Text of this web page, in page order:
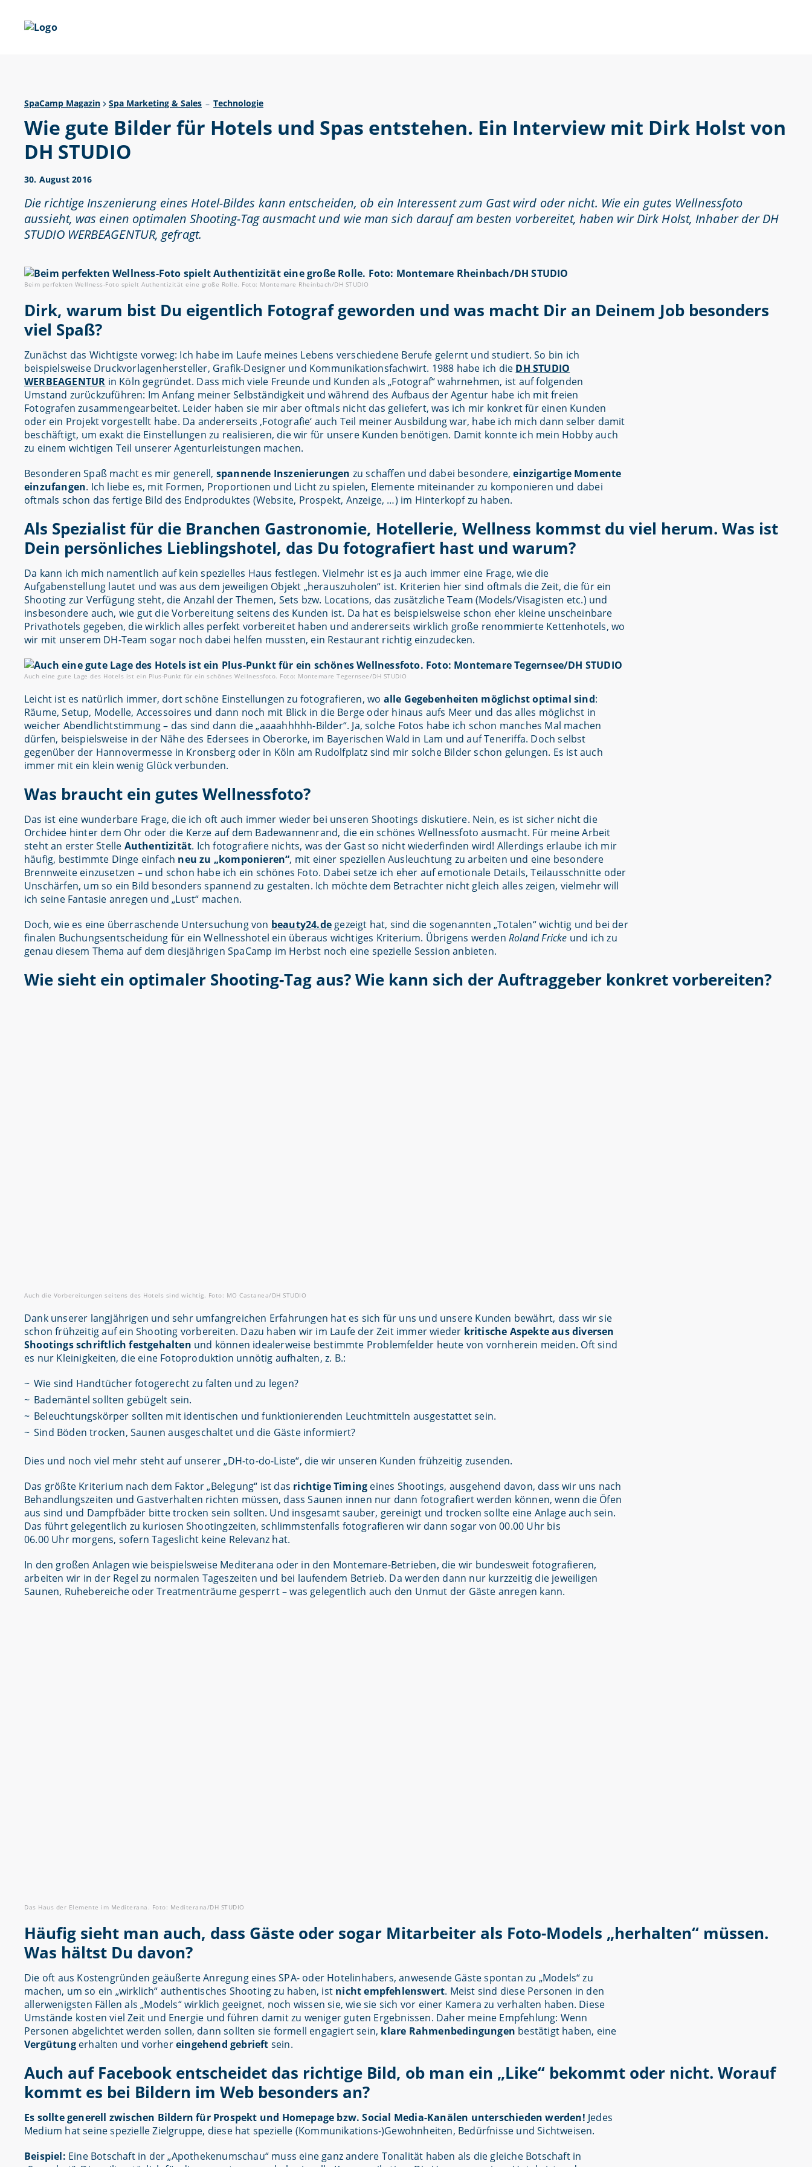
SpaCamp Magazin Spa Marketing & Sales – Technologie
Wie gute Bilder für Hotels und Spas entstehen. Ein Interview mit Dirk Holst von
DH STUDIO
30. August 2016
Die richtige Inszenierung eines Hotel-Bildes kann entscheiden, ob ein Interessent zum Gast wird oder nicht. Wie ein gutes Wellnessfoto
aussieht, was einen optimalen Shooting-Tag ausmacht und wie man sich darauf am besten vorbereitet, haben wirDirk Holst, Inhaber der DH
STUDIO WERBEAGENTUR, gefragt.
Beim perfekten Wellness-Foto spielt Authentizität eine große Rolle. Foto: Montemare Rheinbach/DH STUDIO
Dirk, warum bist Du eigentlich Fotograf geworden und was macht Dir an Deinem Job besonders
viel Spaß?
Zunächst das Wichtigste vorweg: Ich habe im Laufe meines Lebens verschiedene Berufe gelernt und studiert. So bin ich
beispielsweise Druckvorlagenhersteller, Grafik-Designer und Kommunikationsfachwirt. 1988 habe ich die DH STUDIO
WERBEAGENTUR in Köln gegründet. Dass mich viele Freunde und Kunden als „Fotograf“ wahrnehmen, ist auf folgenden
Umstand zurückzuführen: Im Anfang meiner Selbständigkeit und während des Aufbaus der Agentur habe ich mit freien
Fotografen zusammengearbeitet. Leider haben sie mir aber oftmals nicht das geliefert, was ich mir konkret für einen Kunden
oder ein Projekt vorgestellt habe. Da andererseits ‚Fotografie‘ auch Teil meiner Ausbildung war, habe ich mich dann selber damit
beschäftigt, um exakt die Einstellungen zu realisieren, die wir für unsere Kunden benötigen. Damit konnte ich mein Hobby auch
zu einem wichtigen Teil unserer Agenturleistungen machen.
Besonderen Spaß macht es mir generell, spannende Inszenierungen zu schaffen und dabei besondere,einzigartige Momente
einzufangen. Ich liebe es, mit Formen, Proportionen und Licht zu spielen, Elemente miteinander zu komponieren und dabei
oftmals schon das fertige Bild des Endproduktes (Website, Prospekt, Anzeige, …) im Hinterkopf zu haben.
Als Spezialist für die Branchen Gastronomie, Hotellerie, Wellness kommst du viel herum. Was ist
Dein persönliches Lieblingshotel, das Du fotografiert hast und warum?
Da kann ich mich namentlich auf kein spezielles Haus festlegen. Vielmehr ist es ja auch immer eine Frage, wie die
Aufgabenstellung lautet und was aus dem jeweiligen Objekt „herauszuholen“ ist. Kriterien hier sind oftmals die Zeit, die für ein
Shooting zur Verfügung steht, die Anzahl der Themen, Sets bzw. Locations, das zusätzliche Team (Models/Visagisten etc.) und
insbesondere auch, wie gut die Vorbereitung seitens des Kunden ist. Da hat es beispielsweise schon eher kleine unscheinbare
Privathotels gegeben, die wirklich alles perfekt vorbereitet haben und andererseits wirklich große renommierte Kettenhotels, wo
wir mit unserem DH-Team sogar noch dabei helfen mussten, ein Restaurant richtig einzudecken.
Auch eine gute Lage des Hotels ist ein Plus-Punkt für ein schönes Wellnessfoto. Foto: Montemare Tegernsee/DH STUDIO
Leicht ist es natürlich immer, dort schöne Einstellungen zu fotografieren, wo alle Gegebenheiten möglichst optimal sind:
Räume, Setup, Modelle, Accessoires und dann noch mit Blick in die Berge oder hinaus aufs Meer und das alles möglichst in
weicher Abendlichtstimmung – das sind dann die „aaaahhhhh-Bilder“. Ja, solche Fotos habe ich schon manches Mal machen
dürfen, beispielsweise in der Nähe des Edersees in Oberorke, im Bayerischen Wald in Lam und auf Teneriffa. Doch selbst
gegenüber der Hannovermesse in Kronsberg oder in Köln am Rudolfplatz sind mir solche Bilder schon gelungen. Es ist auch
immer mit ein klein wenig Glück verbunden.
Was braucht ein gutes Wellnessfoto?
Das ist eine wunderbare Frage, die ich oft auch immer wieder bei unseren Shootings diskutiere. Nein, es ist sicher nicht die
Orchidee hinter dem Ohr oder die Kerze auf dem Badewannenrand, die ein schönes Wellnessfoto ausmacht. Für meine Arbeit
steht an erster Stelle Authentizität. Ich fotografiere nichts, was der Gast so nicht wiederfinden wird! Allerdings erlaube ich mir
häufig, bestimmte Dinge einfach neu zu „komponieren“, mit einer speziellen Ausleuchtung zu arbeiten und eine besondere
Brennweite einzusetzen – und schon habe ich ein schönes Foto. Dabei setze ich eher auf emotionale Details, Teilausschnitte oder
Unschärfen, um so ein Bild besonders spannend zu gestalten. Ich möchte dem Betrachter nicht gleich alles zeigen, vielmehr will
ich seine Fantasie anregen und „Lust“ machen.
Doch, wie es eine überraschende Untersuchung von beauty24.de gezeigt hat, sind die sogenannten „Totalen“ wichtig und bei der
finalen Buchungsentscheidung für ein Wellnesshotel ein überaus wichtiges Kriterium. Übrigens werdenRoland Fricke und ich zu
genau diesem Thema auf dem diesjährigen SpaCamp im Herbst noch eine spezielle Session anbieten.
Wie sieht ein optimaler Shooting-Tag aus? Wie kann sich der Auftraggeber konkret vorbereiten?
Auch die Vorbereitungen seitens des Hotels sind wichtig. Foto: MO Castanea/DH STUDIO
Dank unserer langjährigen und sehr umfangreichen Erfahrungen hat es sich für uns und unsere Kunden bewährt, dass wir sie
schon frühzeitig auf ein Shooting vorbereiten. Dazu haben wir im Laufe der Zeit immer wieder kritische Aspekte aus diversen
Shootings schriftlich festgehalten und können idealerweise bestimmte Problemfelder heute von vornherein meiden. Oft sind
es nur Kleinigkeiten, die eine Fotoproduktion unnötig aufhalten, z. B.:
Wie sind Handtücher fotogerecht zu falten und zu legen?
Bademäntel sollten gebügelt sein.
Beleuchtungskörper sollten mit identischen und funktionierenden Leuchtmitteln ausgestattet sein.
Sind Böden trocken, Saunen ausgeschaltet und die Gäste informiert?
Dies und noch viel mehr steht auf unserer „DH-to-do-Liste“, die wir unseren Kunden frühzeitig zusenden.
Das größte Kriterium nach dem Faktor „Belegung“ ist das richtige Timing eines Shootings, ausgehend davon, dass wir uns nach
Behandlungszeiten und Gastverhalten richten müssen, dass Saunen innen nur dann fotografiert werden können, wenn die Öfen
aus sind und Dampfbäder bitte trocken sein sollten. Und insgesamt sauber, gereinigt und trocken sollte eine Anlage auch sein.
Das führt gelegentlich zu kuriosen Shootingzeiten, schlimmstenfalls fotografieren wir dann sogar von 00.00 Uhr bis
06.00 Uhr morgens, sofern Tageslicht keine Relevanz hat.
In den großen Anlagen wie beispielsweise Mediterana oder in den Montemare-Betrieben, die wir bundesweit fotografieren,
arbeiten wir in der Regel zu normalen Tageszeiten und bei laufendem Betrieb. Da werden dann nur kurzzeitig die jeweiligen
Saunen, Ruhebereiche oder Treatmenträume gesperrt – was gelegentlich auch den Unmut der Gäste anregen kann.
Das Haus der Elemente im Mediterana. Foto: Mediterana/DH STUDIO
Häufig sieht man auch, dass Gäste oder sogar Mitarbeiter als Foto-Models „herhalten“ müssen.
Was hältst Du davon?
Die oft aus Kostengründen geäußerte Anregung eines SPA- oder Hotelinhabers, anwesende Gäste spontan zu „Models“ zu
machen, um so ein „wirklich“ authentisches Shooting zu haben, ist nicht empfehlenswert. Meist sind diese Personen in den
allerwenigsten Fällen als „Models“ wirklich geeignet, noch wissen sie, wie sie sich vor einer Kamera zu verhalten haben. Diese
Umstände kosten viel Zeit und Energie und führen damit zu weniger guten Ergebnissen. Daher meine Empfehlung: Wenn
Personen abgelichtet werden sollen, dann sollten sie formell engagiert sein, klare Rahmenbedingungen bestätigt haben, eine
Vergütungerhalten und vorhereingehend gebrieft sein.
Auch auf Facebook entscheidet das richtige Bild, ob man ein „Like“ bekommt oder nicht. Worauf
kommt es bei Bildern im Web besonders an?
Es sollte generell zwischen Bildern für Prospekt und Homepage bzw. Social Media-Kanälen unterschieden werden! Jedes
Medium hat seine spezielle Zielgruppe, diese hat spezielle (Kommunikations-)Gewohnheiten, Bedürfnisse und Sichtweisen.
Beispiel: Eine Botschaft in der „Apothekenumschau“ muss eine ganz andere Tonalität haben als die gleiche Botschaft in